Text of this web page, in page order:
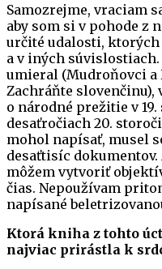
Samozrejme, vraciam
aby som si v pohode z
určité udalosti,
a v iných
umieral (Mudroňovci a
Zachráňte slovenčinu),
o národné prežitie v
desaťročiach 20.
mohol napísať, musel
desaťtisíc dokumentov.
môžem vytvoriť
čias. Nepoužívam
napísané
Ktorá kniha z tohto
najviac prirástla k